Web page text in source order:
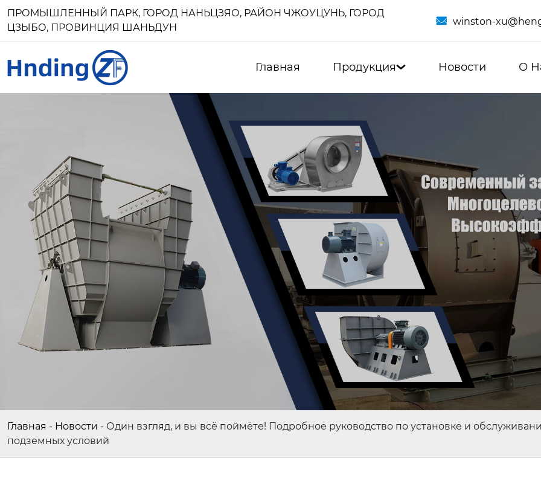
ПРОМЫШЛЕННЫЙ ПАРК, ГОРОД НАНЬЦЗЯО, РАЙОН ЧЖОУЦУНЬ, ГОРОД
ЦЗЫБО, ПРОВИНЦИЯ ШАНЬДУН
 winston-
Главная Продукция Новости О
Главная - Новости - Один взгляд, и вы всё поймёте! Подробное руководство по установке и
подземных условий